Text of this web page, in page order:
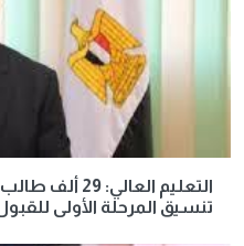
التعليم
تنسيق المرحلة الأولى